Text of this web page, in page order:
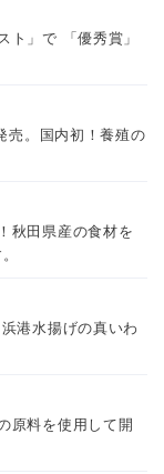
ト」で 「優秀賞」
売。国内初！養殖の
秋田県産の食材を
港水揚げの真いわ
原料を使用して開